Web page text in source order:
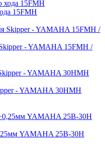
15FMH
- YAMAHA 15FMH /
- YAMAHA 30HMH
YAMAHA 25B-30H